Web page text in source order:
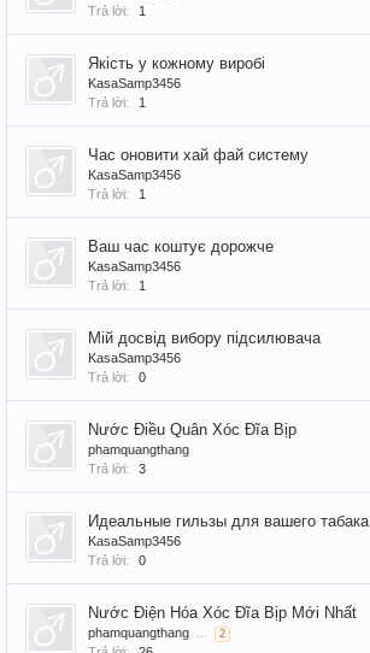
Trả lời:
1
Якість у кожному виробі
KasaSamp3456
Trả lời:
1
Час оновити хай фай систему
KasaSamp3456
Trả lời:
1
Ваш час коштує дорожче
KasaSamp3456
Trả lời:
1
Мій досвід вибору підсилювача
KasaSamp3456
Trả lời:
0
Nước Điều Quân Xóc Đĩa Bịp
phamquangthang
Trả lời:
3
Идеальные гильзы для вашего табака
KasaSamp3456
Trả lời:
0
Nước Điện Hóa Xóc Đĩa Bịp Mới Nhất
phamquangthang ... 2